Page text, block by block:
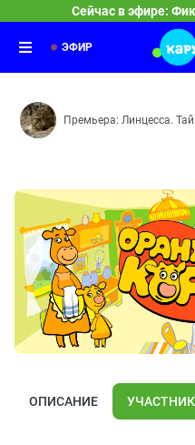
Сейчас в эфире:
Материя —
07:00
Ум и Хрум
Мини-Хрум —
Принцесса и
Про принцессу
ЭФИР
Премьера: Линцесса.
ОПИСАНИЕ